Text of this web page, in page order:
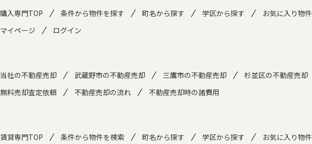
購入専門TOP 条件から物件を探す 町名から探す 学区から探す お気に入り物件
マイページ
ログイン
当社の不動産売却 武蔵野市の不動産売却 三鷹市の不動産売却 杉並区の不動産売却
無料売却査定依頼
不動産売却の流れ 不動産売却時の諸費用
賃貸専門TOP 条件から物件を検索 町名から探す 学区から探す お気に入り物件